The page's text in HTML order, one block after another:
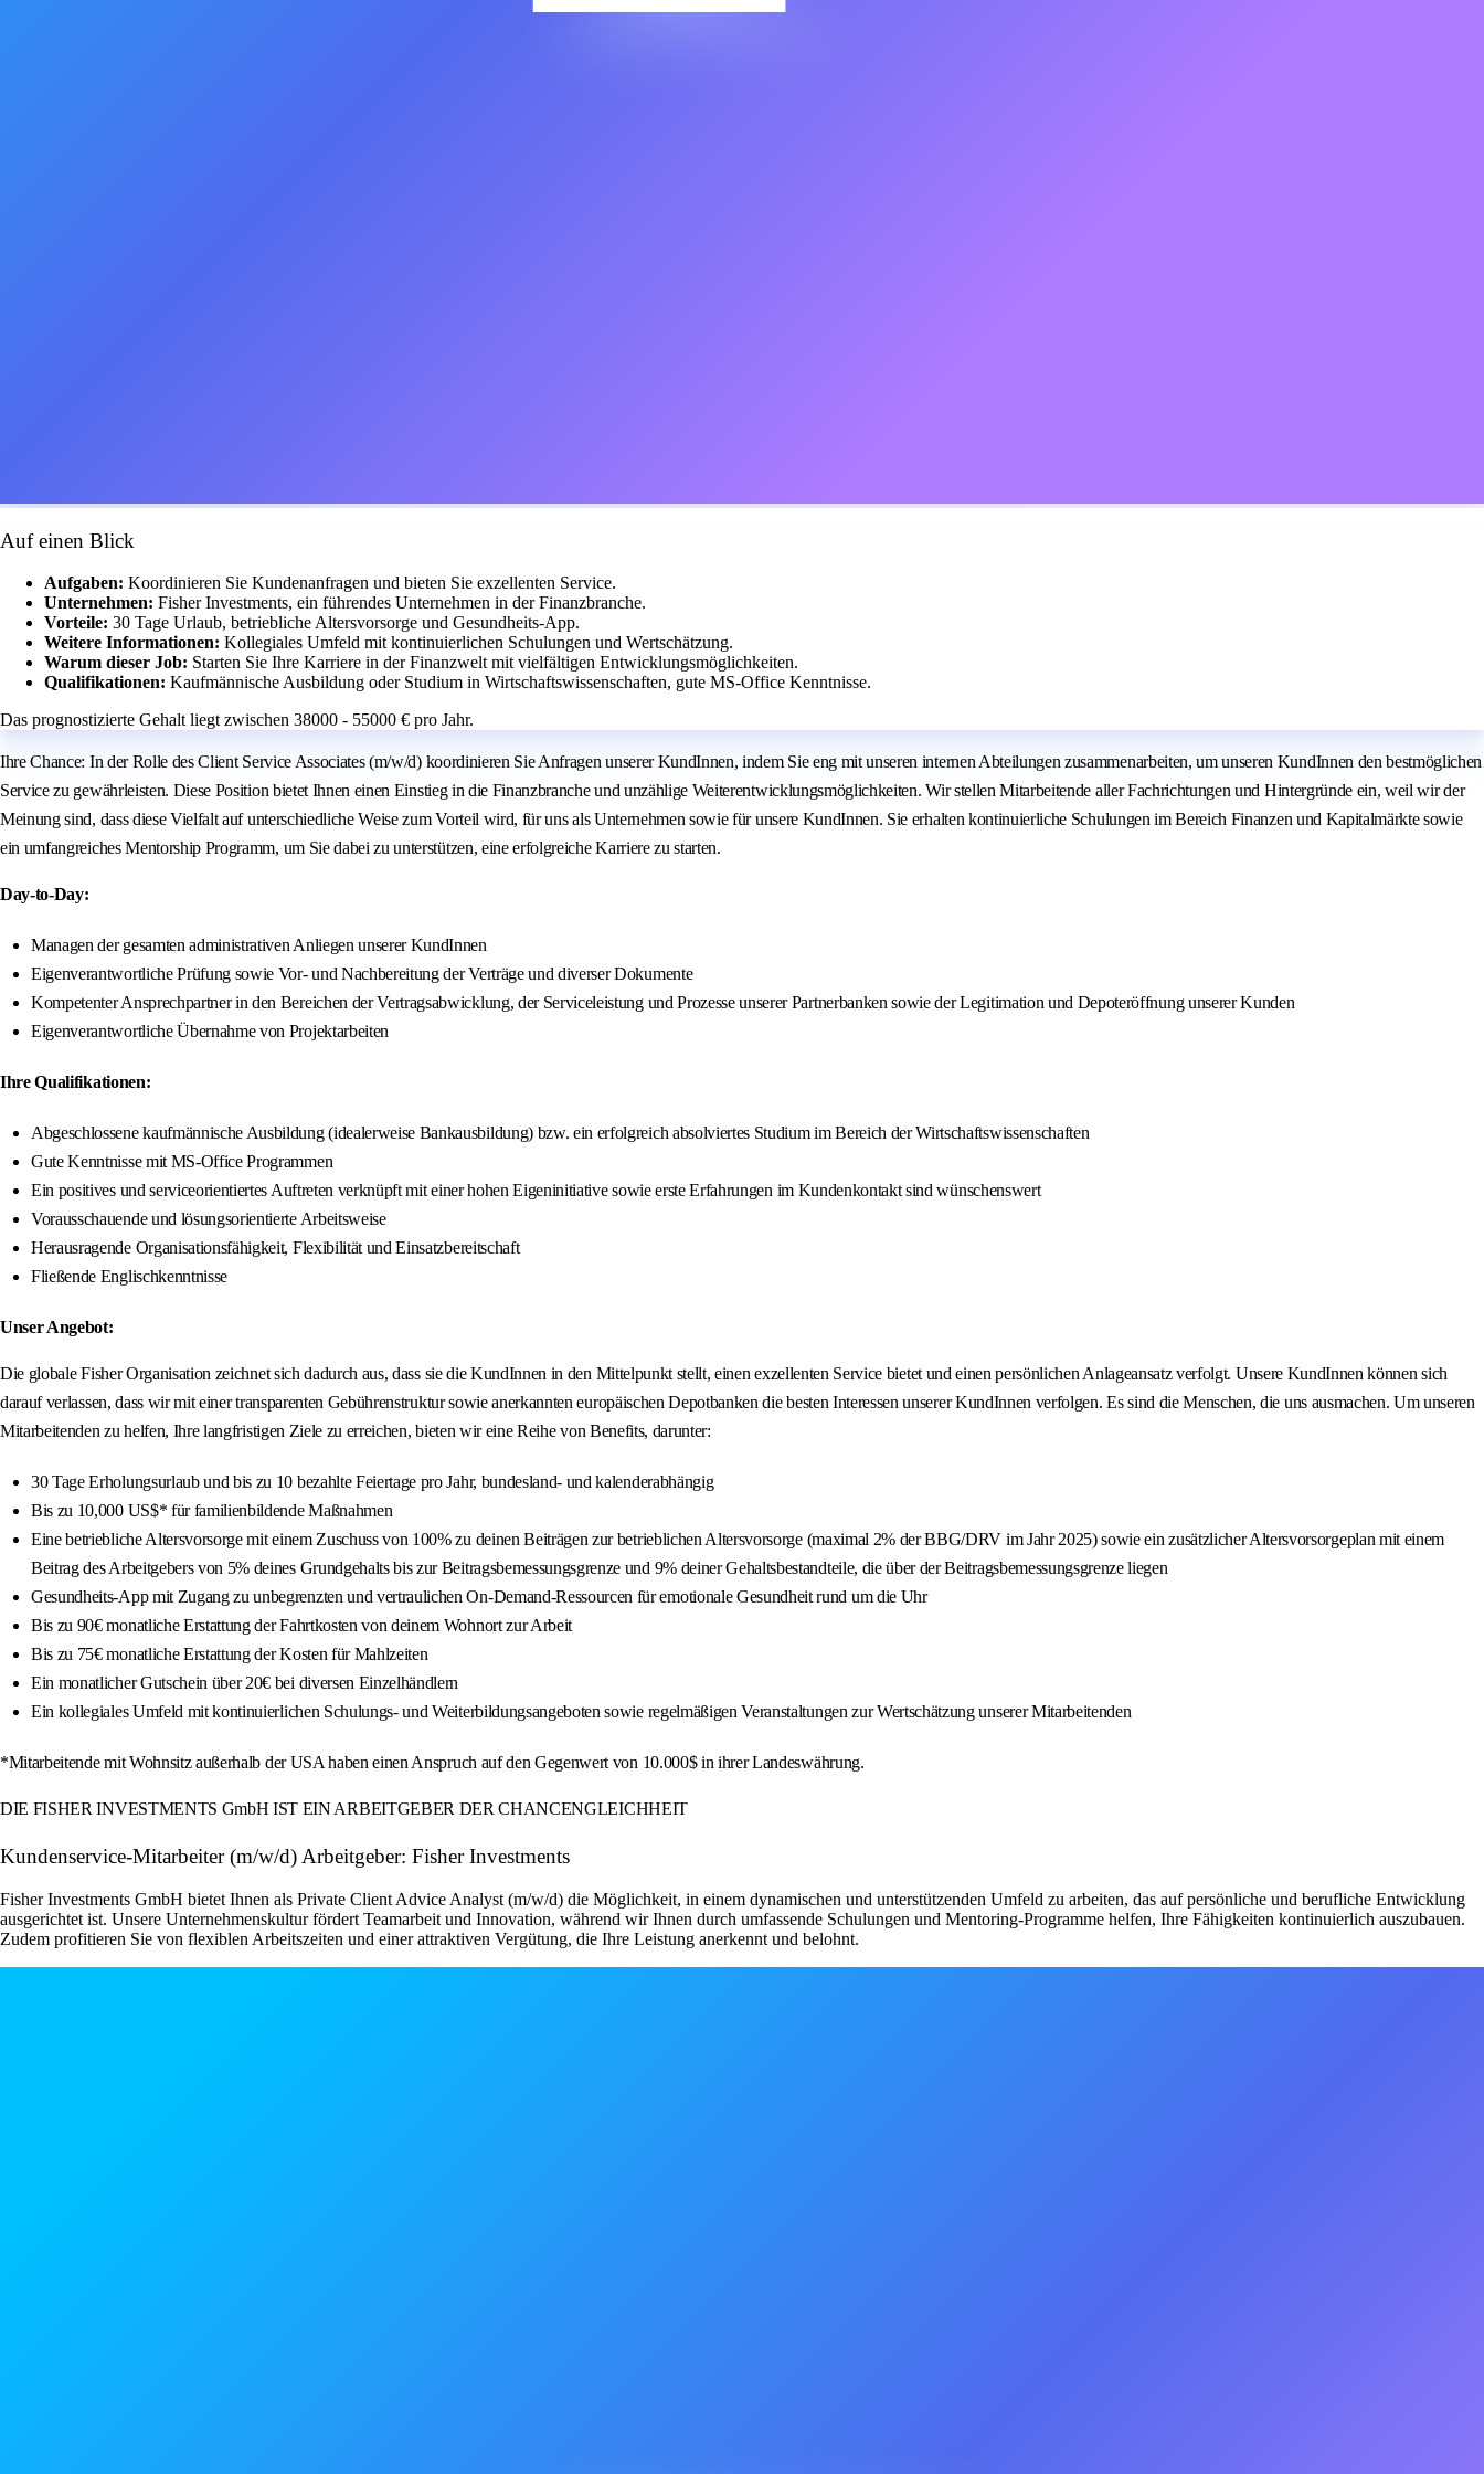
Auf einen Blick
Aufgaben: Koordinieren Sie Kundenanfragen und bieten Sie exzellenten Service.
Unternehmen: Fisher Investments, ein führendes Unternehmen in der Finanzbranche.
Vorteile: 30 Tage Urlaub, betriebliche Altersvorsorge und Gesundheits-App.
Weitere Informationen: Kollegiales Umfeld mit kontinuierlichen Schulungen und Wertschätzung.
Warum dieser Job: Starten Sie Ihre Karriere in der Finanzwelt mit vielfältigen Entwicklungsmöglichkeiten.
Qualifikationen: Kaufmännische Ausbildung oder Studium in Wirtschaftswissenschaften, gute MS-Office Kenntnisse.
Das prognostizierte Gehalt liegt zwischen 38000 - 55000 € pro Jahr.
Ihre Chance: In der Rolle des Client Service Associates (m/w/d) koordinieren Sie Anfragen unserer KundInnen, indem Sie eng mit unseren internen Abteilungen zusammenarbeiten, um unseren KundInnen den bestmöglichen
Service zu gewährleisten. Diese Position bietet Ihnen einen Einstieg in die Finanzbranche und unzählige Weiterentwicklungsmöglichkeiten. Wir stellen Mitarbeitende aller Fachrichtungen und Hintergründe ein, weil wir der
Meinung sind, dass diese Vielfalt auf unterschiedliche Weise zum Vorteil wird, für uns als Unternehmen sowie für unsere KundInnen. Sie erhalten kontinuierliche Schulungen im Bereich Finanzen und Kapitalmärkte sowie
ein umfangreiches Mentorship Programm, um Sie dabei zu unterstützen, eine erfolgreiche Karriere zu starten.
Day-to-Day:
Managen der gesamten administrativen Anliegen unserer KundInnen
Eigenverantwortliche Prüfung sowie Vor- und Nachbereitung der Verträge und diverser Dokumente
Kompetenter Ansprechpartner in den Bereichen der Vertragsabwicklung, der Serviceleistung und Prozesse unserer Partnerbanken sowie der Legitimation und Depoteröffnung unserer Kunden
Eigenverantwortliche Übernahme von Projektarbeiten
Ihre Qualifikationen:
Abgeschlossene kaufmännische Ausbildung (idealerweise Bankausbildung) bzw. ein erfolgreich absolviertes Studium im Bereich der Wirtschaftswissenschaften
Gute Kenntnisse mit MS-Office Programmen
Ein positives und serviceorientiertes Auftreten verknüpft mit einer hohen Eigeninitiative sowie erste Erfahrungen im Kundenkontakt sind wünschenswert
Vorausschauende und lösungsorientierte Arbeitsweise
Herausragende Organisationsfähigkeit, Flexibilität und Einsatzbereitschaft
Fließende Englischkenntnisse
Unser Angebot:
Die globale Fisher Organisation zeichnet sich dadurch aus, dass sie die KundInnen in den Mittelpunkt stellt, einen exzellenten Service bietet und einen persönlichen Anlageansatz verfolgt. Unsere KundInnen können sich
darauf verlassen, dass wir mit einer transparenten Gebührenstruktur sowie anerkannten europäischen Depotbanken die besten Interessen unserer KundInnen verfolgen. Es sind die Menschen, die uns ausmachen. Um unseren
Mitarbeitenden zu helfen, Ihre langfristigen Ziele zu erreichen, bieten wir eine Reihe von Benefits, darunter:
30 Tage Erholungsurlaub und bis zu 10 bezahlte Feiertage pro Jahr, bundesland- und kalenderabhängig
Bis zu 10,000 US$* für familienbildende Maßnahmen
Eine betriebliche Altersvorsorge mit einem Zuschuss von 100% zu deinen Beiträgen zur betrieblichen Altersvorsorge (maximal 2% der BBG/DRV im Jahr 2025) sowie ein zusätzlicher Altersvorsorgeplan mit einem
Beitrag des Arbeitgebers von 5% deines Grundgehalts bis zur Beitragsbemessungsgrenze und 9% deiner Gehaltsbestandteile, die über der Beitragsbemessungsgrenze liegen
Gesundheits-App mit Zugang zu unbegrenzten und vertraulichen On-Demand-Ressourcen für emotionale Gesundheit rund um die Uhr
Bis zu 90€ monatliche Erstattung der Fahrtkosten von deinem Wohnort zur Arbeit
Bis zu 75€ monatliche Erstattung der Kosten für Mahlzeiten
Ein monatlicher Gutschein über 20€ bei diversen Einzelhändlern
Ein kollegiales Umfeld mit kontinuierlichen Schulungs- und Weiterbildungsangeboten sowie regelmäßigen Veranstaltungen zur Wertschätzung unserer Mitarbeitenden
*Mitarbeitende mit Wohnsitz außerhalb der USA haben einen Anspruch auf den Gegenwert von 10.000$ in ihrer Landeswährung.
DIE FISHER INVESTMENTS GmbH IST EIN ARBEITGEBER DER CHANCENGLEICHHEIT
Kundenservice-Mitarbeiter (m/w/d) Arbeitgeber: Fisher Investments
Fisher Investments GmbH bietet Ihnen als Private Client Advice Analyst (m/w/d) die Möglichkeit, in einem dynamischen und unterstützenden Umfeld zu arbeiten, das auf persönliche und berufliche Entwicklung
ausgerichtet ist. Unsere Unternehmenskultur fördert Teamarbeit und Innovation, während wir Ihnen durch umfassende Schulungen und Mentoring-Programme helfen, Ihre Fähigkeiten kontinuierlich auszubauen.
Zudem profitieren Sie von flexiblen Arbeitszeiten und einer attraktiven Vergütung, die Ihre Leistung anerkennt und belohnt.